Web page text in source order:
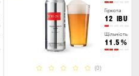
Гіркота
12 IBU
Щільність
11.5 %
(0)